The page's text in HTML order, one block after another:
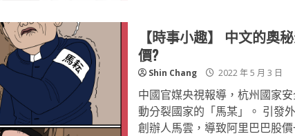
【時事小趣】 中文的奧
價?
Shin Chang 2022 年 5 月 3 日
中國官媒央視報導，杭州國家
動分裂國家的「馬某」。 引發
創辦人馬雲，導致阿里巴巴股